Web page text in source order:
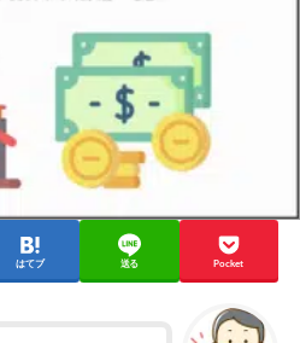
はてブ 送る Pocket